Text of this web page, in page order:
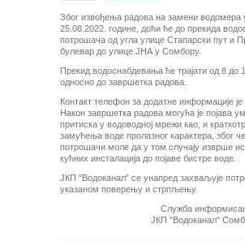
Због извођења радова на замени водомера
25.08.2022. године, доћи ће до прекида
потрошача од угла улице Стапарски пут и
булевар до улице ЈНА у Сомбору.
Прекид водоснабдевања ће трајати од 8 до
односно до завршетка радова.
Контакт телефон за додатне информације је
Након завршетка радова могућа је појава
притиска у водоводној мрежи као, и
замућења воде пролазног карактера, због
потрошачи моле да у том случају изврше
кућних инсталација до појаве бистре воде.
ЈКП "Водоканал" се унапред захваљује
указаном поверењу и стрпљењу.
Служба
ЈКП "Водоканал"